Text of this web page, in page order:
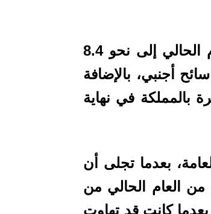
ويرتقب أن تصل إيرادات السياحة في نهاية العام الحالي إلى نحو 8.4
أجنبي، بالإضافة
بالمملكة في نهاية
بعدما تجلى أن
من العام الحالي من
مليارات دولار، بعدما كانت قد تهاوت